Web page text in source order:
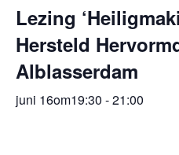
Lezing
Hersteld
Alblasserdam
juni 16om19:30 -21:00